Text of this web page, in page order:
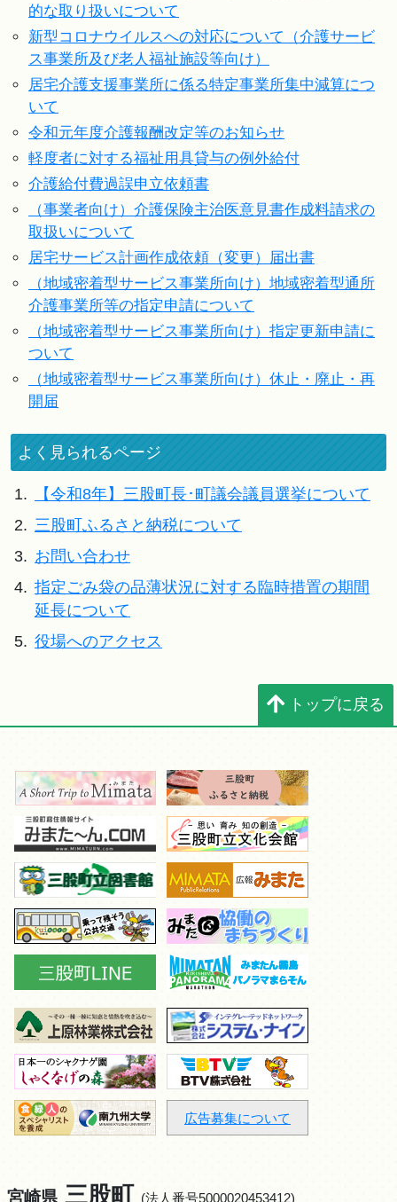
的な取り扱いについて
新型コロナウイルスへの対応について（介護サービ
ス事業所及び老人福祉施設等向け）
居宅介護支援事業所に係る特定事業所集中減算につ
いて
令和元年度介護報酬改定等のお知らせ
軽度者に対する福祉用具貸与の例外給付
介護給付費過誤申立依頼書
（事業者向け）介護保険主治医意見書作成料請求の
取扱いについて
居宅サービス計画作成依頼（変更）届出書
（地域密着型サービス事業所向け）地域密着型通所
介護事業所等の指定申請について
（地域密着型サービス事業所向け）指定更新申請に
ついて
（地域密着型サービス事業所向け）休止・廃止・再
開届
よく見られるページ
1.
【令和8年】三股町長･町議会議員選挙について
2. 三股町ふるさと納税について
3. お問い合わせ
4. 指定ごみ袋の品薄状況に対する臨時措置の期間
延長について
5. 役場へのアクセス
トップに戻る
広告募集について
宮崎県 三股町 (法人番号5000020453412)